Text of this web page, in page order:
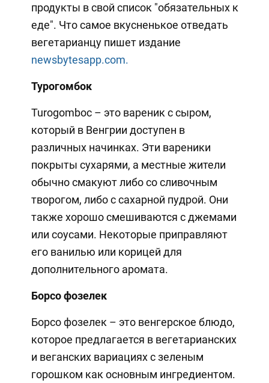
продукты в свой список "обязательных к
еде". Что самое вкусненькое отведать
вегетарианцу пишет издание
newsbytesapp.com.
Турогомбок
Turogomboc – это вареник с сыром,
который в Венгрии доступен в
различных начинках. Эти вареники
покрыты сухарями, а местные жители
обычно смакуют либо со сливочным
творогом, либо с сахарной пудрой. Они
также хорошо смешиваются с джемами
или соусами. Некоторые приправляют
его ванилью или корицей для
дополнительного аромата.
Борсо фозелек
Борсо фозелек – это венгерское блюдо,
которое предлагается в вегетарианских
и веганских вариациях с зеленым
горошком как основным ингредиентом.